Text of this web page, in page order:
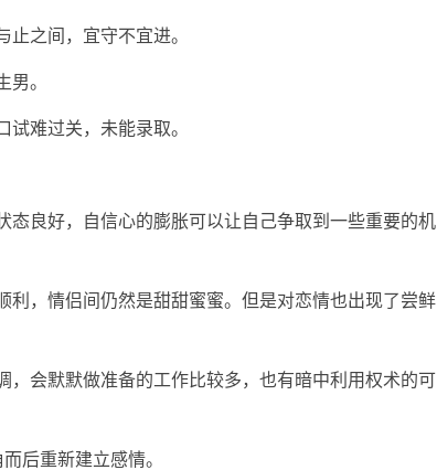
之间，宜守不宜进。
男。
难过关，未能录取。
态良好，自信心的膨胀可以让自己争取到一些重要的机
利，情侣间仍然是甜甜蜜蜜。但是对恋情也出现了尝鲜
，会默默做准备的工作比较多，也有暗中利用权术的可
后重新建立感情。